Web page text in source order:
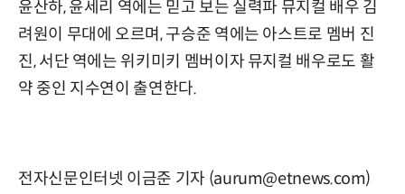
윤산하, 윤세리 역에는 믿고 보는 실력파 뮤지컬 배우 김
려원이 무대에 오르며, 구승준 역에는 아스트로 멤버 진
진, 서단 역에는 위키미키 멤버이자 뮤지컬 배우로도 활
약 중인 지수연이 출연한다.
전자신문인터넷 이금준 기자 (aurum@etnews.com)